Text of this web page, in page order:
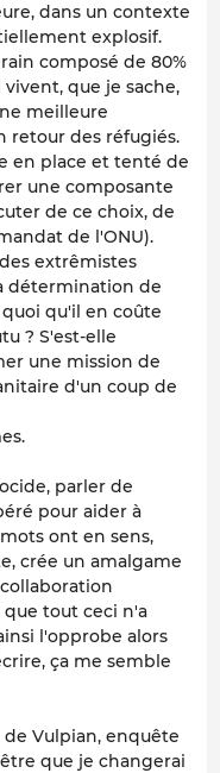
dans un contexte
explosif.
composé de 80%
vivent, que je sache,
meilleure
retour des réfugiés.
en place et tenté de
une composante
de ce choix, de
de l'ONU).
extrêmistes
détermination de
qu'il en coûte
? S'est-elle
une mission de
d'un coup de
parler de
pour aider à
ont en sens,
crée un amalgame
que tout ceci n'a
l'opprobe alors
ça me semble
Vulpian, enquête
que je changerai